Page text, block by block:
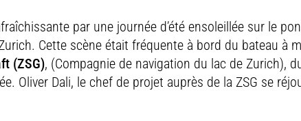
par une journée d’été ensoleillée sur le
Cette scène était fréquente à bord du bateau à
(ZSG), (Compagnie de navigation du lac de Zurich),
Oliver Dali, le chef de projet auprès de la ZSG se